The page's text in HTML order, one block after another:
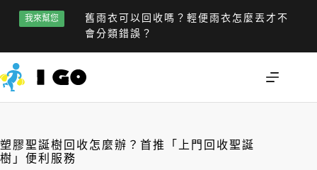
我來幫您
舊雨衣可以回收嗎？輕便雨衣怎麼丟才不
會分類錯誤？
塑膠聖誕樹回收怎麼辦？首推「上門回收聖誕
樹」便利服務